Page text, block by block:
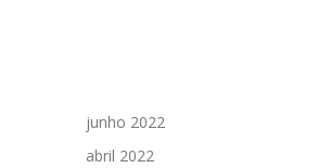
junho 2022
abril 2022